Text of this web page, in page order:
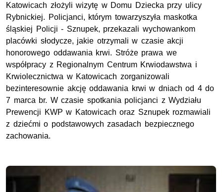
Katowicach złożyli wizytę w Domu Dziecka przy ulicy
Rybnickiej. Policjanci, którym towarzyszyła maskotka
śląskiej Policji - Sznupek, przekazali wychowankom
placówki słodycze, jakie otrzymali w czasie akcji
honorowego oddawania krwi. Stróże prawa we
współpracy z Regionalnym Centrum Krwiodawstwa i
Krwiolecznictwa w Katowicach zorganizowali
bezinteresownie akcję oddawania krwi w dniach od 4 do
7 marca br. W czasie spotkania policjanci z Wydziału
Prewencji KWP w Katowicach oraz Sznupek rozmawiali
z dziećmi o podstawowych zasadach bezpiecznego
zachowania.